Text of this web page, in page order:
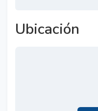
Ubicación